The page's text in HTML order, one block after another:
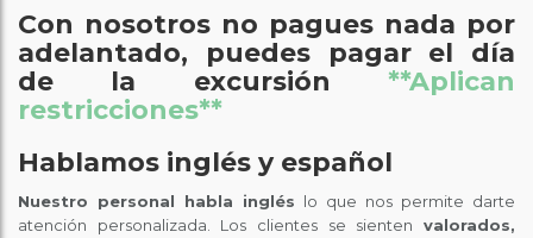
Con nosotros no pagues nada por
adelantado, puedes pagar el día
de la excursión **Aplican
restricciones**
Hablamos inglés y español
Nuestro personal habla inglés lo que nos permite darte
atención personalizada. Los clientes se sienten valorados,